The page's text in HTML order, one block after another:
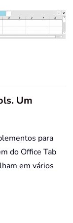
Um
para
do Office Tab
em vários